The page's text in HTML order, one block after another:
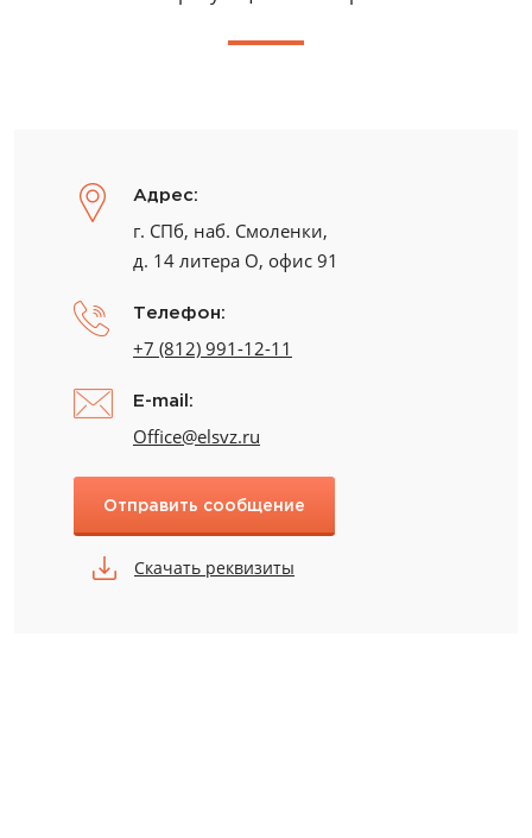
Адрес:
г. СПб, наб. Смоленки,
д. 14 литера О, офис 91
Телефон:
+7 (812) 991-12-11
E-mail:
Office@elsvz.ru
Отправить сообщение
Скачать реквизиты